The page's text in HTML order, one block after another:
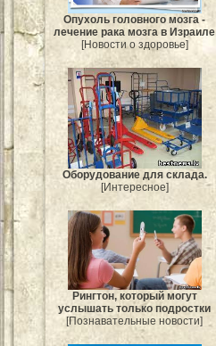
Опухоль головного мозга -
лечение рака мозга в Израиле
[Новости о здоровье]
Оборудование для склада.
[Интересное]
Рингтон, который могут
услышать только подростки
[Познавательные новости]